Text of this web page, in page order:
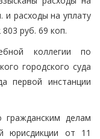
и расходы на уплату
руб. 69 коп.
коллегии по
городского суда
первой инстанции
гражданским делам
юрисдикции от 11